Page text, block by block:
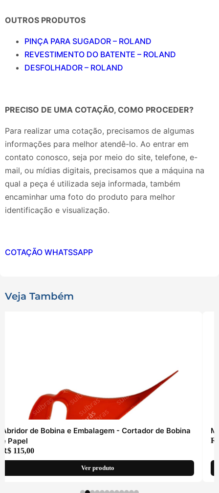
OUTROS PRODUTOS
PINÇA PARA SUGADOR – ROLAND
REVESTIMENTO DO BATENTE – ROLAND
DESFOLHADOR – ROLAND
PRECISO DE UMA COTAÇÃO, COMO PROCEDER?
Para realizar uma cotação, precisamos de algumas
informações para melhor atendê-lo. Ao entrar em
contato conosco, seja por meio do site, telefone, e-
mail, ou mídias digitais, precisamos que a máquina na
qual a peça é utilizada seja informada, também
encaminhar uma foto do produto para melhor
identificação e visualização.
COTAÇÃO WHATSSAPP
Veja Também
Abridor de Bobina e Embalagem - Cortador de Bobina
e Papel
R$ 115,00
Ver produto